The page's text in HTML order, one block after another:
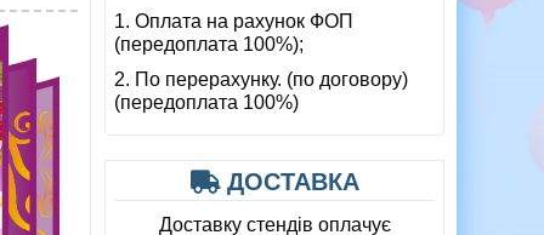
1. Оплата на рахунок ФОП
(передоплата 100%);
2. По перерахунку. (по договору)
(передоплата 100%)
ДОСТАВКА
Доставку стендів оплачує